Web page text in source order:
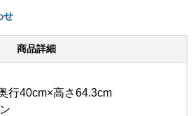
せ
商品詳細
行40cm×高さ64.3cm